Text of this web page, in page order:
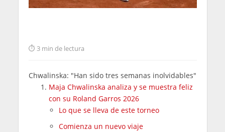
3 min de lectura
Chwalinska: "Han sido tres semanas inolvidables"
Maja Chwalinska analiza y se muestra feliz
con su Roland Garros 2026
Lo que se lleva de este torneo
Comienza un nuevo viaje